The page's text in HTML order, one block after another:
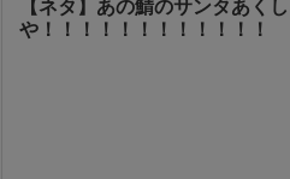
【ネタ】あの鯖のサンタあく
や！！！！！！！！！！！！